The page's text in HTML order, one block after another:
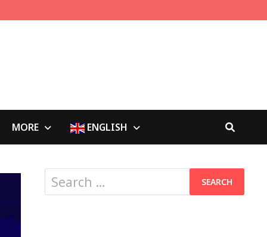
MORE ENGLISH
Search
for: